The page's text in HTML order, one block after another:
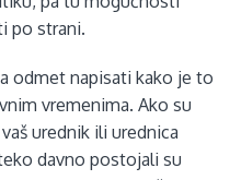
po strani.
odmet napisati kako je to
vremenima. Ako su
urednik ili urednica
davno postojali su